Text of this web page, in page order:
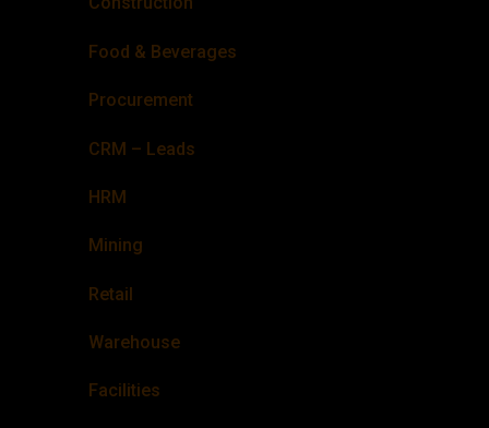
Food & Beverages
Procurement
CRM – Leads
HRM
Mining
Retail
Warehouse
Facilities